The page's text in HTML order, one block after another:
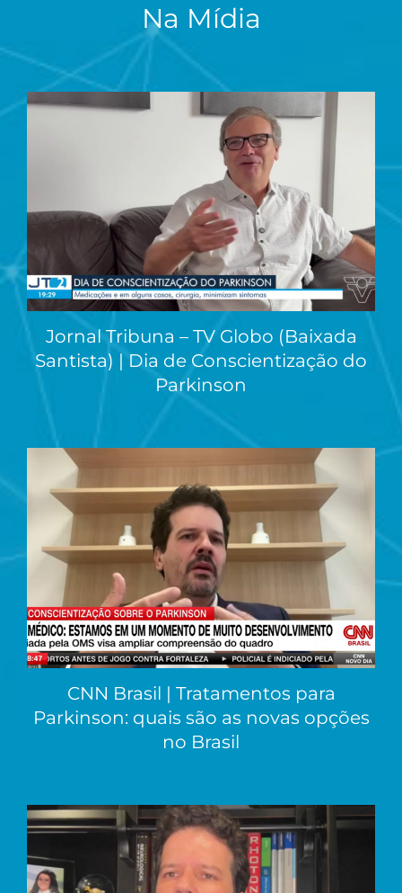
Na Mídia
Jornal Tribuna – TV Globo (Baixada
Santista) | Dia de Conscientização do
Parkinson
CNN Brasil | Tratamentos para
Parkinson: quais são as novas opções
no Brasil